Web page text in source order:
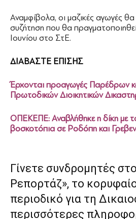
Αναμφίβολα, οι μαζικές αγωγές
συζήτηση που θα
Ιουνίου στο ΣτΕ.
ΔΙΑΒΑΣΤΕ ΕΠΙΣΗΣ
Έρχονται προαγωγές Παρέδρων
Πρωτοδικών Διοικητικών
ΟΠΕΚΕΠΕ: Αναβλήθηκε η δίκη με
βοσκοτόπια σε Ροδόπη και
Γίνετε συνδρομητές
Ρεπορτάζ», το
περιοδικό για τη
περισσότερες